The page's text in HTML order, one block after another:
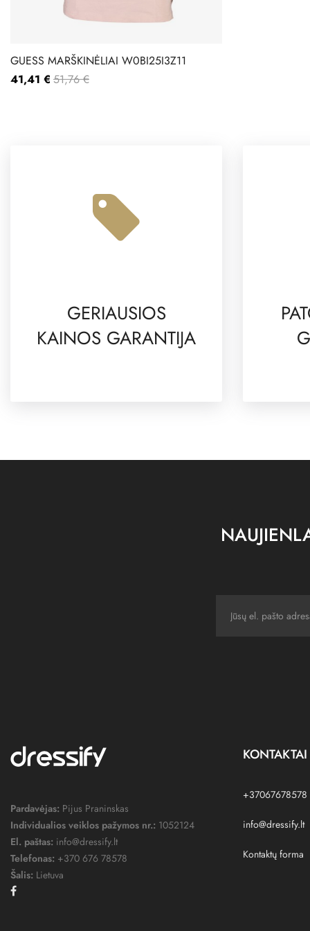
GUESS MARŠKINĖLIAI W0BI25I3Z11
41,41 € 51,76 €
GERIAUSIOS
KAINOS GARANTIJA
Pardavėjas: Pijus Praninskas
Individualios veiklos pažymos nr.: 1052124
El. paštas: info@dressify.lt
Telefonas: +370 676 78578
Šalis: Lietuva
KONTAKTAI
+37067678578
info@dressify.lt
Kontaktų forma